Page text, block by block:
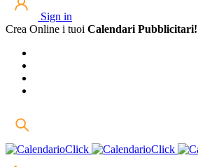
Sign in
Crea Online i tuoi Calendari Pubblicitari!